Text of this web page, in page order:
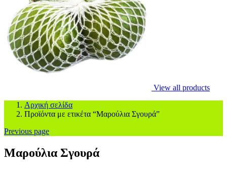
View all products
Αρχική σελίδα
Προϊόντα με ετικέτα “Μαρούλια Σγουρά”
Previous page
Μαρούλια Σγουρά